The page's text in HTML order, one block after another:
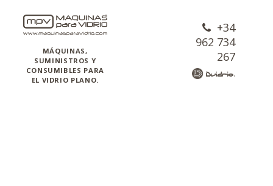
MÁQUINAS,
SUMINISTROS Y
CONSUMIBLES PARA
EL VIDRIO PLANO.
+34
962 734
267